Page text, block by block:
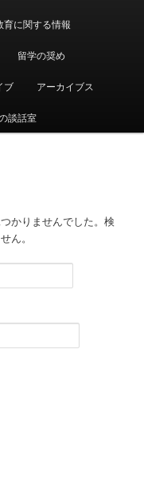
育に関する情報
留学の奨め
ブ アーカイブス
談話室
かりませんでした。検
ん。